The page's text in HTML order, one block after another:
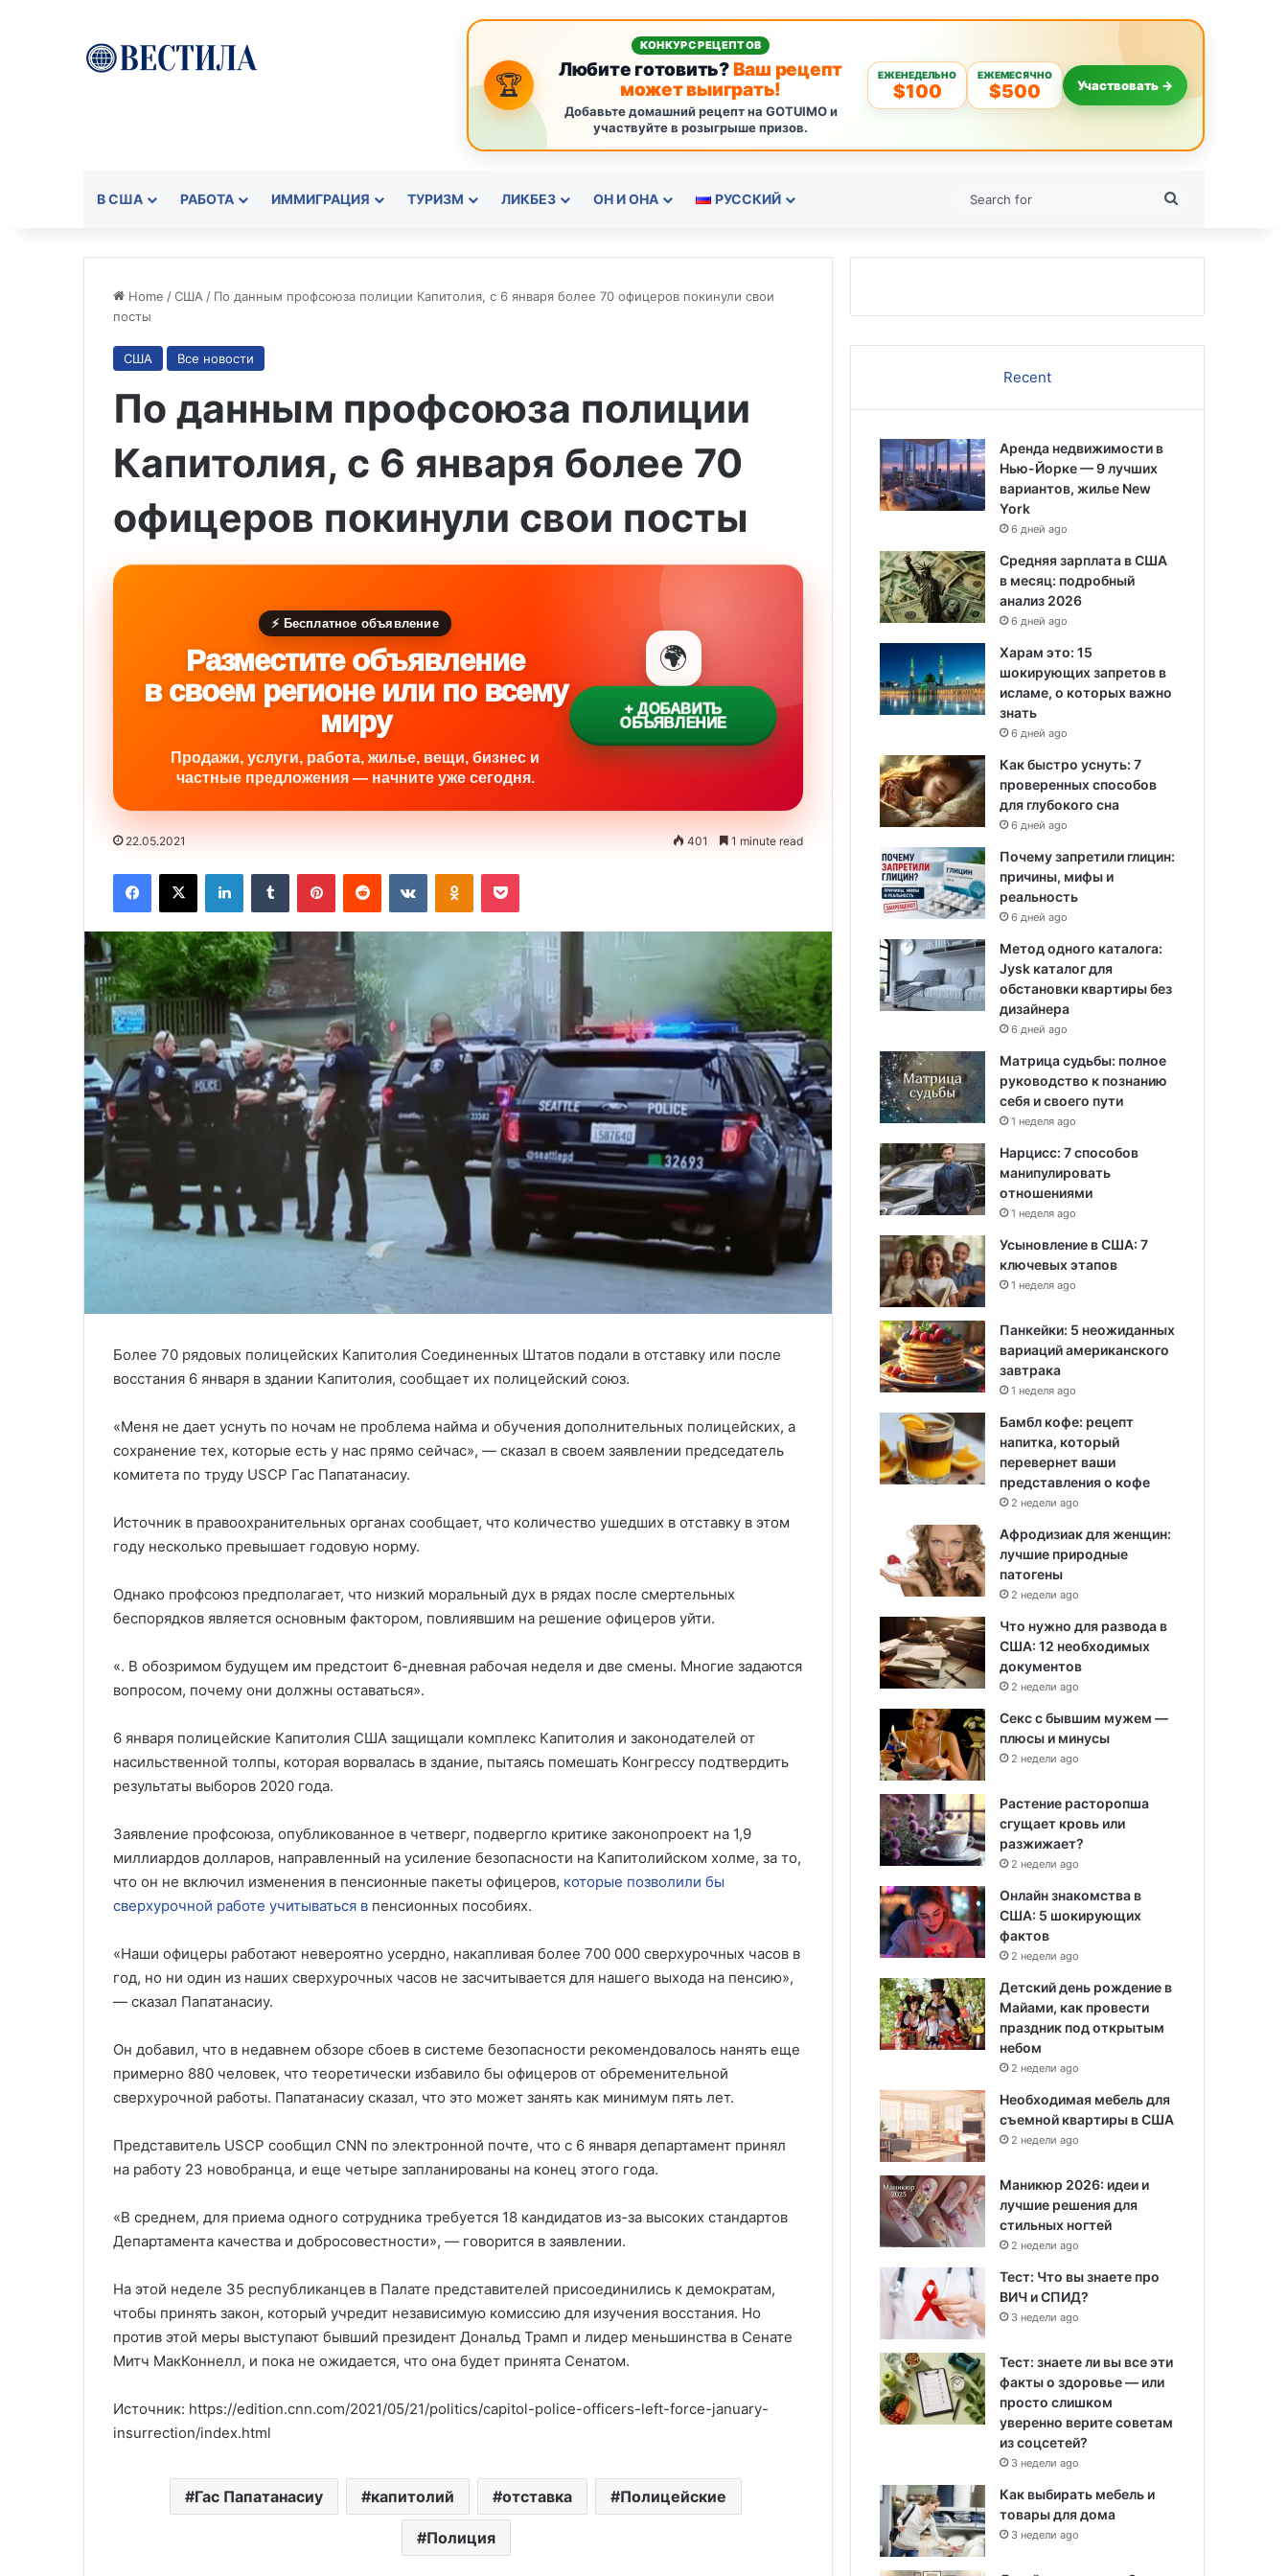
🏆
КОНКУРС РЕЦЕПТОВ
Любите готовить?Ваш рецепт
может выиграть!
Добавьте домашний рецепт на GOTUIMO и
участвуйте в розыгрыше призов.
ЕЖЕНЕДЕЛЬНО
$100
ЕЖЕМЕСЯЧНО
$500 Участвовать →
В США РАБОТА ИММИГРАЦИЯ ТУРИЗМ ЛИКБЕЗ ОН И ОНА РУССКИЙ
Home /США / По данным профсоюза полиции Капитолия, с 6 января более 70 офицеров покинули свои
посты
США Все новости
По данным профсоюза полиции
Капитолия, с 6 января более 70
офицеров покинули свои посты
⚡ Бесплатное объявление
Разместите объявление
в своем регионе или по всему
миру
Продажи, услуги, работа, жилье, вещи, бизнес и
частные предложения — начните уже сегодня.
🌍
+ ДОБАВИТЬ
ОБЪЯВЛЕНИЕ
22.05.2021 401 1 minute read
Более 70 рядовых полицейских Капитолия Соединенных Штатов подали в отставку или после
восстания 6 января в здании Капитолия, сообщает их полицейский союз.
«Меня не дает уснуть по ночам не проблема найма и обучения дополнительных полицейских, а
сохранение тех, которые есть у нас прямо сейчас», — сказал в своем заявлении председатель
комитета по труду USCP Гас Папатанасиу.
Источник в правоохранительных органах сообщает, что количество ушедших в отставку в этом
году несколько превышает годовую норму.
Однако профсоюз предполагает, что низкий моральный дух в рядах после смертельных
беспорядков является основным фактором, повлиявшим на решение офицеров уйти.
«. В обозримом будущем им предстоит 6-дневная рабочая неделя и две смены. Многие задаются
вопросом, почему они должны оставаться».
6 января полицейские Капитолия США защищали комплекс Капитолия и законодателей от
насильственной толпы, которая ворвалась в здание, пытаясь помешать Конгрессу подтвердить
результаты выборов 2020 года.
Заявление профсоюза, опубликованное в четверг, подвергло критике законопроект на 1,9
миллиардов долларов, направленный на усиление безопасности на Капитолийском холме, за то,
что он не включил изменения в пенсионные пакеты офицеров, которые позволили бы
сверхурочной работе учитываться в пенсионных пособиях.
«Наши офицеры работают невероятно усердно, накапливая более 700 000 сверхурочных часов в
год, но ни один из наших сверхурочных часов не засчитывается для нашего выхода на пенсию»,
— сказал Папатанасиу.
Он добавил, что в недавнем обзоре сбоев в системе безопасности рекомендовалось нанять еще
примерно 880 человек, что теоретически избавило бы офицеров от обременительной
сверхурочной работы. Папатанасиу сказал, что это может занять как минимум пять лет.
Представитель USCP сообщил CNN по электронной почте, что с 6 января департамент принял
на работу 23 новобранца, и еще четыре запланированы на конец этого года.
«В среднем, для приема одного сотрудника требуется 18 кандидатов из-за высоких стандартов
Департамента качества и добросовестности», — говорится в заявлении.
На этой неделе 35 республиканцев в Палате представителей присоединились к демократам,
чтобы принять закон, который учредит независимую комиссию для изучения восстания. Но
против этой меры выступают бывший президент Дональд Трамп и лидер меньшинства в Сенате
Митч МакКоннелл, и пока не ожидается, что она будет принята Сенатом.
Источник: https://edition.cnn.com/2021/05/21/politics/capitol-police-officers-left-force-january-
insurrection/index.html
Гас Папатанасиу капитолий отставка Полицейские
Полиция
Пляжный домик в Северной
Каролине, где Билл Гейтс и его
Recent
Аренда недвижимости в
Нью-Йорке — 9 лучших
вариантов, жилье New
York
6 дней ago
Средняя зарплата в США
в месяц: подробный
анализ 2026
6 дней ago
Харам это: 15
шокирующих запретов в
исламе, о которых важно
знать
6 дней ago
Как быстро уснуть: 7
проверенных способов
для глубокого сна
6 дней ago
Почему запретили глицин:
причины, мифы и
реальность
6 дней ago
Метод одного каталога:
Jysk каталог для
обстановки квартиры без
дизайнера
6 дней ago
Матрица судьбы: полное
руководство к познанию
себя и своего пути
1 неделя ago
Нарцисс: 7 способов
манипулировать
отношениями
1 неделя ago
Усыновление в США: 7
ключевых этапов
1 неделя ago
Панкейки: 5 неожиданных
вариаций американского
завтрака
1 неделя ago
Бамбл кофе: рецепт
напитка, который
перевернет ваши
представления о кофе
2 недели ago
Афродизиак для женщин:
лучшие природные
патогены
2 недели ago
Что нужно для развода в
США: 12 необходимых
документов
2 недели ago
Секс с бывшим мужем —
плюсы и минусы
2 недели ago
Растение расторопша
сгущает кровь или
разжижает?
2 недели ago
Онлайн знакомства в
США: 5 шокирующих
фактов
2 недели ago
Детский день рождение в
Майами, как провести
праздник под открытым
небом
2 недели ago
Необходимая мебель для
съемной квартиры в США
2 недели ago
Маникюр 2026: идеи и
лучшие решения для
стильных ногтей
2 недели ago
Тест: Что вы знаете про
ВИЧ и СПИД?
3 недели ago
Тест: знаете ли вы все эти
факты о здоровье — или
просто слишком
уверенно верите советам
из соцсетей?
3 недели ago
Как выбирать мебель и
товары для дома
3 недели ago